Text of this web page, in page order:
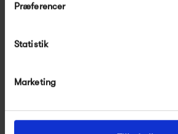
Præferencer
Statistik
Marketing
Kintobe Noah, Chrome